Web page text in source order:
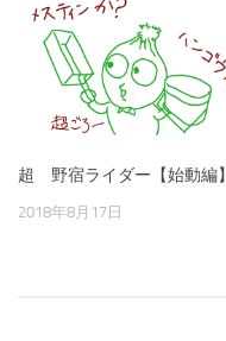
超 野宿ライダー【始動編】
2018年8月17日